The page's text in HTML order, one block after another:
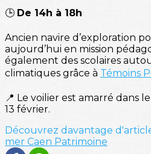
🕒 De 14h à 18h
Ancien navire d’exploration
aujourd’hui en mission
également des scolaires
climatiques grâce à Témoins
📍 Le voilier est amarré dans
13 février.
Découvrez davantage
mer Caen Patrimoine